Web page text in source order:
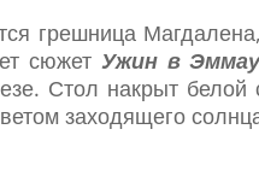
грешница
сюжетУжин в
Стол накрыт белой
заходящего